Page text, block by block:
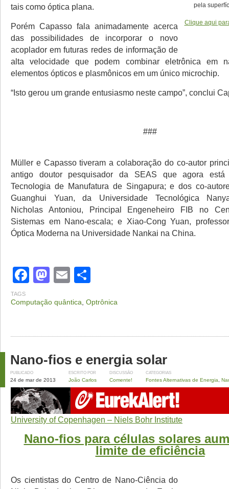
pela
Clique aqui
tais como óptica plana.
Porém Capasso fala animadamente acerca
das possibilidades de incorporar o novo
acoplador em futuras redes de informação de
alta velocidade que podem combinar eletrônica em
elementos ópticos e plasmônicos em um único microchip.
“Isto gerou um grande entusiasmo neste campo”, conclui
###
Müller e Capasso tiveram a colaboração do co-autor
antigo doutor pesquisador da SEAS que agora
Tecnologia de Manufatura de Singapura; e dos co-
Guanghui Yuan, da Universidade Tecnológica
Nicholas Antoniou, Principal Engeneheiro FIB no
Sistemas em Nano-escala; e Xiao-Cong Yuan,
Óptica Moderna na Universidade Nankai na China.
Facebook
Mastodon
Email
TAGS
Computação quântica Optrônica
Nano-fios e energia solar
PUBLICADO
24 de mar de 2013
ESCRITO POR
João Carlos
DISCUSSÃO
Comente!
CATEGORIAS
Fontes Alternativas de Energia
University of Copenhagen – Niels Bohr Institute
Nano-fios para células solares
limite de eficiência
Os cientistas do Centro de Nano-Ciência do